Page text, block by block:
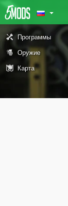
Программы
Оружие
Карта